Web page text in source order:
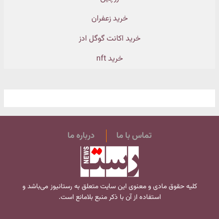
خرید زعفران
خرید اکانت گوگل ادز
خرید nft
تماس با ما درباره ما
کلیه حقوق مادی و معنوی این سایت متعلق به رستانیوز می‌باشد و
استفاده از آن با ذکر منبع بلامانع است.